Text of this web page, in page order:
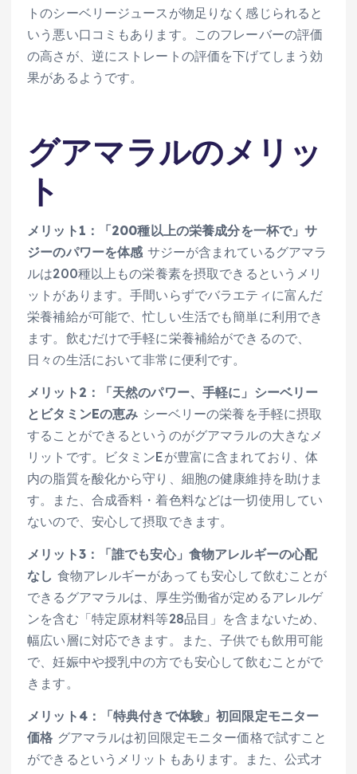
トのシーベリージュースが物足りなく感じられると
いう悪い口コミもあります。このフレーバーの評価
の高さが、逆にストレートの評価を下げてしまう効
果があるようです。
グアマラルのメリッ
ト
メリット1：「200種以上の栄養成分を一杯で」サ
ジーのパワーを体感 サジーが含まれているグアマラ
ルは200種以上もの栄養素を摂取できるというメリ
ットがあります。手間いらずでバラエティに富んだ
栄養補給が可能で、忙しい生活でも簡単に利用でき
ます。飲むだけで手軽に栄養補給ができるので、
日々の生活において非常に便利です。
メリット2：「天然のパワー、手軽に」シーベリー
とビタミンEの恵み シーベリーの栄養を手軽に摂取
することができるというのがグアマラルの大きなメ
リットです。ビタミンEが豊富に含まれており、体
内の脂質を酸化から守り、細胞の健康維持を助けま
す。また、合成香料・着色料などは一切使用してい
ないので、安心して摂取できます。
メリット3：「誰でも安心」食物アレルギーの心配
なし 食物アレルギーがあっても安心して飲むことが
できるグアマラルは、厚生労働省が定めるアレルゲ
ンを含む「特定原材料等28品目」を含まないため、
幅広い層に対応できます。また、子供でも飲用可能
で、妊娠中や授乳中の方でも安心して飲むことがで
きます。
メリット4：「特典付きで体験」初回限定モニター
価格 グアマラルは初回限定モニター価格で試すこと
ができるというメリットもあります。また、公式オ